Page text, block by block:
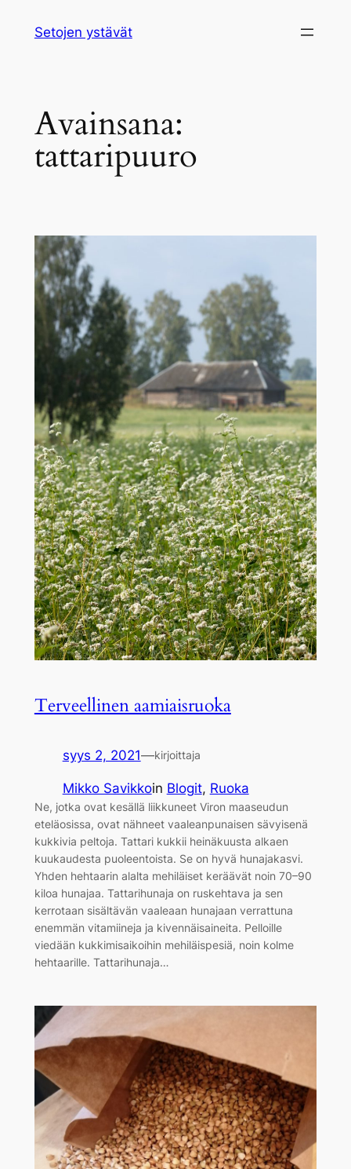
sisältöön
Setojen ystävät
Avainsana:
tattaripuuro
Terveellinen aamiaisruoka
syys 2, 2021—kirjoittaja
Mikko Savikkoin Blogit, Ruoka
Ne, jotka ovat kesällä liikkuneet Viron maaseudun
eteläosissa, ovat nähneet vaaleanpunaisen sävyisenä
kukkivia peltoja. Tattari kukkii heinäkuusta alkaen
kuukaudesta puoleentoista. Se on hyvä hunajakasvi.
Yhden hehtaarin alalta mehiläiset keräävät noin 70–90
kiloa hunajaa. Tattarihunaja on ruskehtava ja sen
kerrotaan sisältävän vaaleaan hunajaan verrattuna
enemmän vitamiineja ja kivennäisaineita. Pelloille
viedään kukkimisaikoihin mehiläispesiä, noin kolme
hehtaarille. Tattarihunaja…